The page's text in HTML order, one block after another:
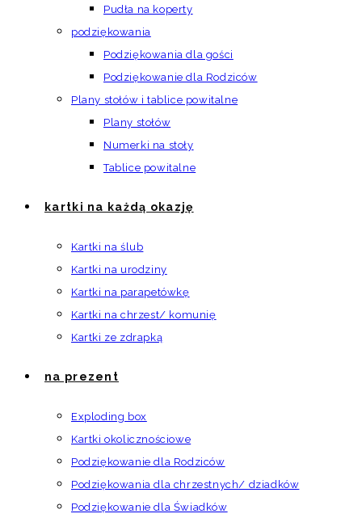
Pudła na koperty
podziękowania
Podziękowania dla gości
Podziękowanie dla Rodziców
Plany stołów i tablice powitalne
Plany stołów
Numerki na stoły
Tablice powitalne
kartki na każdą okazję
Kartki na ślub
Kartki na urodziny
Kartki na parapetówkę
Kartki na chrzest/ komunię
Kartki ze zdrapką
na prezent
Exploding box
Kartki okolicznościowe
Podziękowanie dla Rodziców
Podziękowania dla chrzestnych/ dziadków
Podziękowanie dla Świadków